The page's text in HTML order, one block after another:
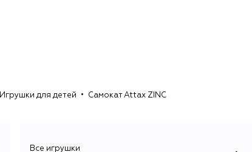
Игрушки для детей Самокат Attax ZINC
Все игрушки